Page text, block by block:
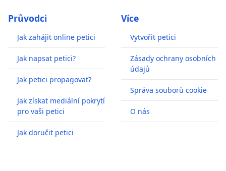
Průvodci
Jak zahájit online petici
Jak napsat petici?
Jak petici propagovat?
Jak získat mediální pokrytí
pro vaši petici
Jak doručit petici
Více
Vytvořit petici
Zásady ochrany osobních
údajů
Správa souborů cookie
O nás